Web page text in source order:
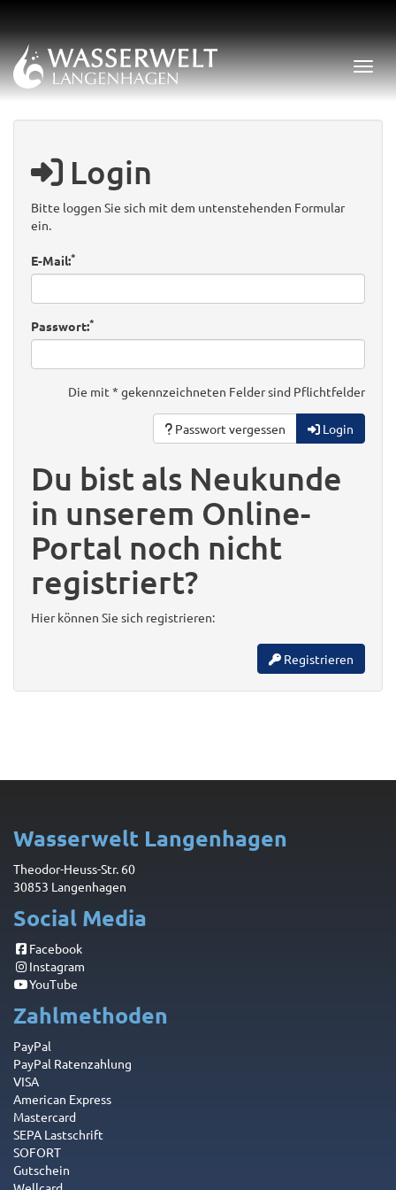
Login
Bitte loggen Sie sich mit dem untenstehenden Formular
ein.
E-Mail:*
Passwort:*
Die mit * gekennzeichneten Felder sind Pflichtfelder
Passwort vergessen Login
Du bist als Neukunde
in unserem Online-
Portal noch nicht
registriert?
Hier können Sie sich registrieren:
Registrieren
Wasserwelt Langenhagen
Theodor-Heuss-Str. 60
30853 Langenhagen
Social Media
Facebook
Instagram
YouTube
Zahlmethoden
PayPal
PayPal Ratenzahlung
VISA
American Express
Mastercard
SEPA Lastschrift
SOFORT
Gutschein